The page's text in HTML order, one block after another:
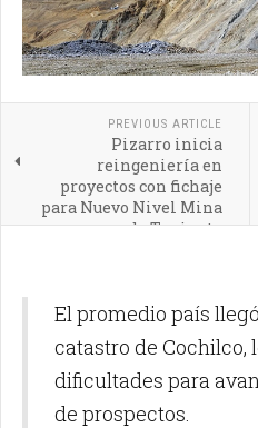
PREVIOUS ARTICLE
Pizarro inicia
reingeniería en
proyectos con fichaje
para Nuevo Nivel Mina
de Teniente
El promedio país
catastro de Cochilco,
dificultades para
de prospectos.